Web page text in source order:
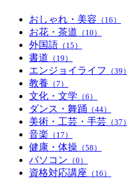
おしゃれ・美容 （16）
お花・茶道 （10）
外国語 （15）
書道 （19）
エンジョイライフ （39）
教養 （7）
文化・文学 （6）
ダンス・舞踊 （44）
美術・工芸・手芸 （37）
音楽 （17）
健康・体操 （58）
パソコン （0）
資格対応講座 （16）